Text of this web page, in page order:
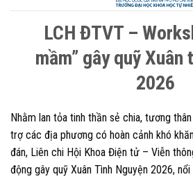
LCH ĐTVT –
mầm” gây quỹ Xuân
2026
Nhằm lan tỏa tinh thần sẻ chia, tương
trợ các địa phương có hoàn cảnh khó
đán, Liên chi Hội Khoa Điện tử – Viễn
động gây quỹ Xuân Tình Nguyện 2026,